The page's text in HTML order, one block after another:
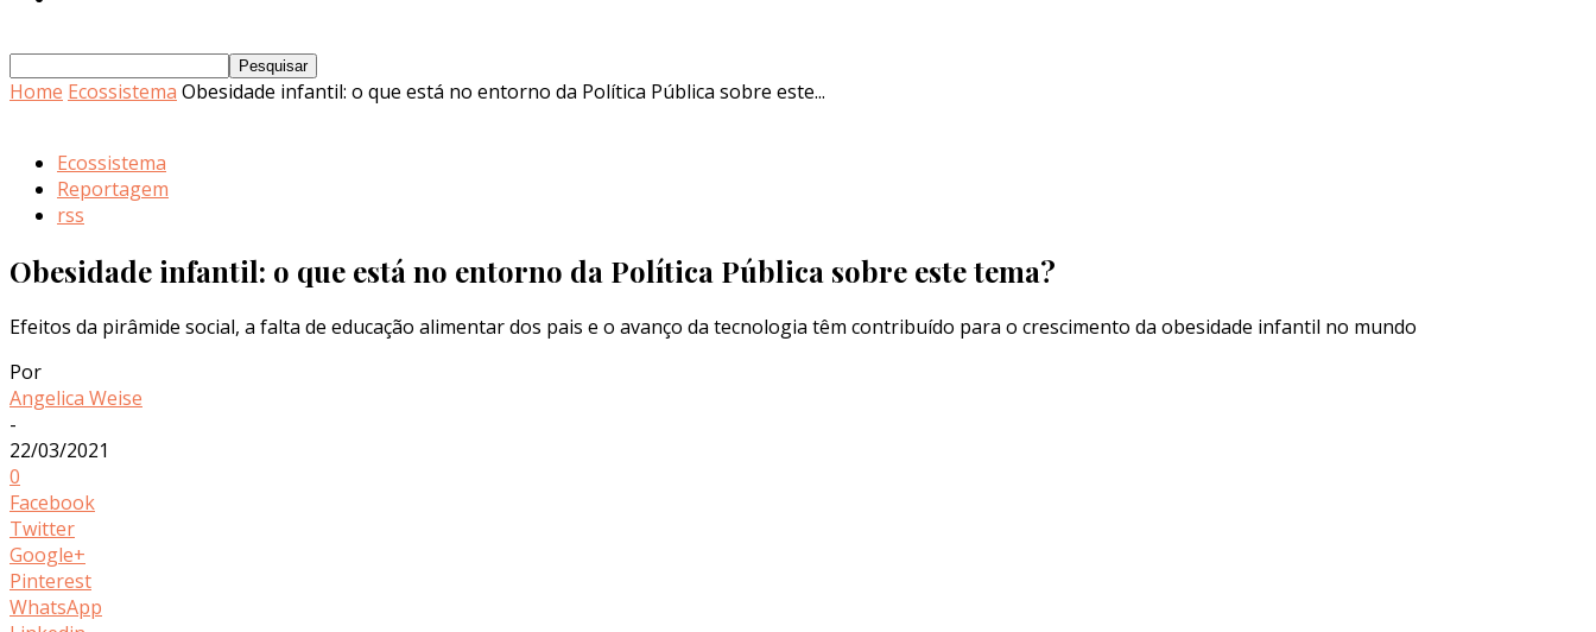
Home Ecossistema Obesidade infantil: o que está no entorno da Política Pública sobre este...
Ecossistema
Reportagem
rss
Obesidade infantil: o que está no entorno da Política Pública sobre este tema?
Efeitos da pirâmide social, a falta de educação alimentar dos pais e o avanço da tecnologia têm contribuído para o crescimento da obesidade infantil no mundo
Por
Angelica Weise
-
22/03/2021
0
Facebook
Twitter
Google+
Pinterest
WhatsApp